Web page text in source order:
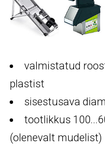
valmistatud
plastist
sisestusava
tootlikkus
(olenevalt mudelist)